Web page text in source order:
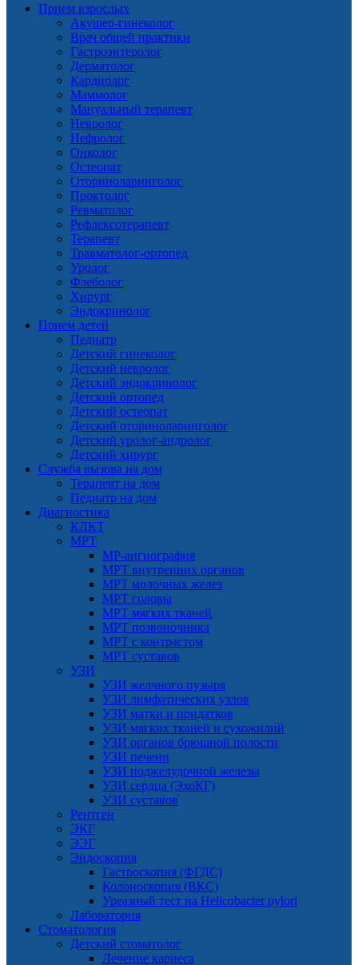
Прием взрослых
Акушер-гинеколог
Врач общей практики
Гастроэнтеролог
Дерматолог
Кардиолог
Маммолог
Мануальный терапевт
Невролог
Нефролог
Онколог
Остеопат
Оториноларинголог
Проктолог
Ревматолог
Рефлексотерапевт
Терапевт
Травматолог-ортопед
Уролог
Флеболог
Хирург
Эндокринолог
Прием детей
Педиатр
Детский гинеколог
Детский невролог
Детский эндокринолог
Детский ортопед
Детский остеопат
Детский оториноларинголог
Детский уролог-андролог
Детский хирург
Служба вызова на дом
Терапевт на дом
Педиатр на дом
Диагностика
КЛКТ
МРТ
МР-ангиография
МРТ внутренних органов
МРТ молочных желез
МРТ головы
МРТ мягких тканей
МРТ позвоночника
МРТ с контрастом
МРТ суставов
УЗИ
УЗИ желчного пузыря
УЗИ лимфатических узлов
УЗИ матки и придатков
УЗИ мягких тканей и сухожилий
УЗИ органов брюшной полости
УЗИ печени
УЗИ поджелудочной железы
УЗИ сердца (ЭхоКГ)
УЗИ суставов
Рентген
ЭКГ
ЭЭГ
Эндоскопия
Гастроскопия (ФГДС)
Колоноскопия (ВКС)
Уреазный тест на Helicobacter pylori
Лаборатория
Стоматология
Детский стоматолог
Лечение кариеса